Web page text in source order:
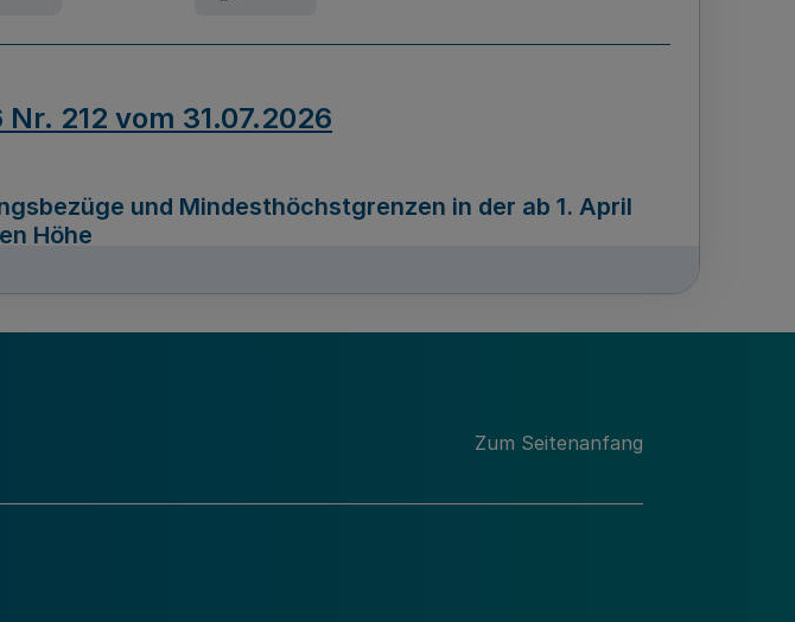
212 vom 31.07.2026
und Mindesthöchstgrenzen in der ab 1. April
Höhe
des Förderprogramms „Mittelstand Innovativ &
Zum Seitenanfang